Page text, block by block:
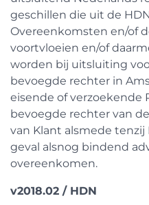
geschillen die uit de
Overeenkomsten en/of
voortvloeien en/of
worden bij uitsluiting
bevoegde rechter in
eisende of verzoekende
bevoegde rechter van
van Klant alsmede
geval alsnog bindend
overeenkomen.
v2018.02 / HDN